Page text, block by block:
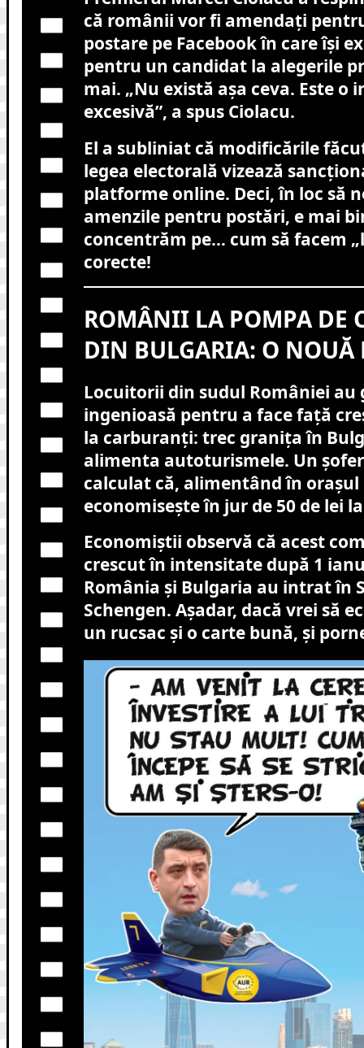
că românii vor fi amendați
postare pe Facebook în care își
pentru un candidat la alegerile
mai. „Nu există așa ceva. Este o
excesivă”, a spus Ciolacu.
El a subliniat că modificările
legea electorală vizează
platforme online. Deci, în loc să
amenzile pentru postări, e mai
concentrăm pe… cum să facem
corecte!
ROMÂNII LA POMPA DE
DIN BULGARIA: O NOUĂ
Locuitorii din sudul României au
ingenioasă pentru a face față
la carburanți: trec granița în
alimenta autoturismele. Un
calculat că, alimentând în orașul
economisește în jur de 50 de lei
Economiștii observă că acest
crescut în intensitate după 1
România și Bulgaria au intrat în
Schengen. Așadar, dacă vrei să
un rucsac și o carte bună, și